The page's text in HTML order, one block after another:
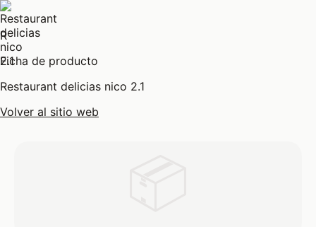
R
Ficha de producto
Restaurant delicias nico 2.1
Volver al sitio web